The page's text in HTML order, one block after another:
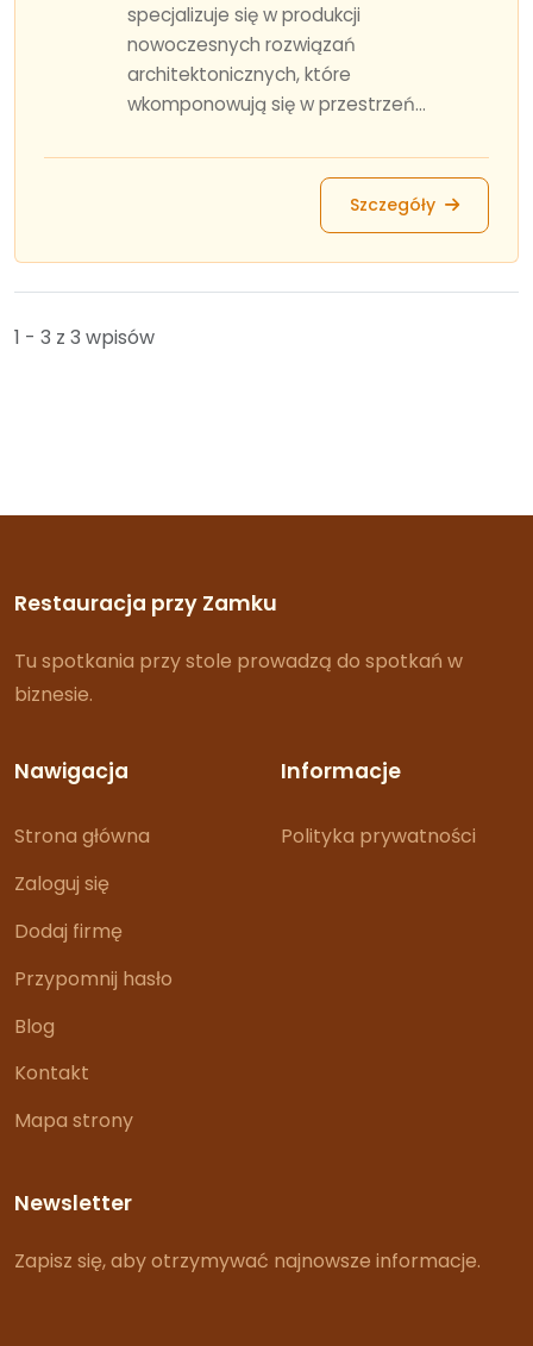
specjalizuje się w produkcji
nowoczesnych rozwiązań
architektonicznych, które
wkomponowują się w przestrzeń...
Szczegóły
1 - 3 z 3 wpisów
Restauracja przy Zamku
Tu spotkania przy stole prowadzą do spotkań w
biznesie.
Nawigacja
Strona główna
Zaloguj się
Dodaj firmę
Przypomnij hasło
Blog
Kontakt
Mapa strony
Informacje
Polityka prywatności
Newsletter
Zapisz się, aby otrzymywać najnowsze informacje.